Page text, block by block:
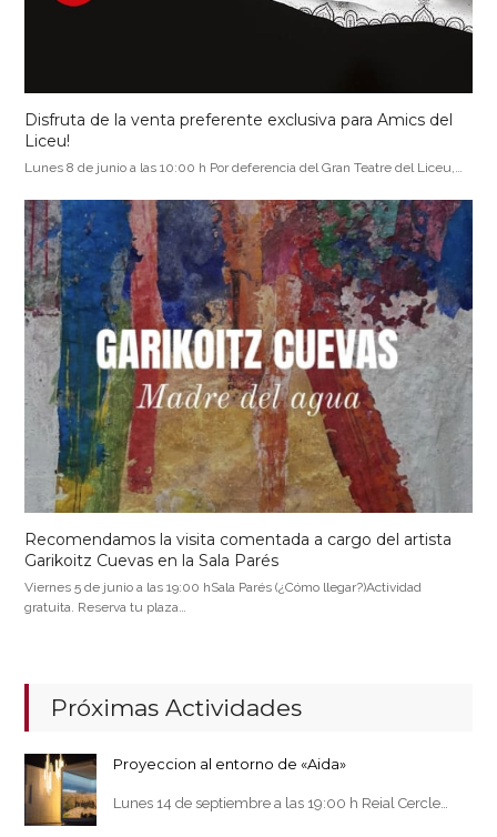
Disfruta de la venta preferente exclusiva para Amics del
Liceu!
Lunes 8 de junio a las 10:00 h Por deferencia del Gran Teatre del Liceu,…
Recomendamos la visita comentada a cargo del artista
Garikoitz Cuevas en la Sala Parés
Viernes 5 de junio a las 19:00 hSala Parés (¿Cómo llegar?)Actividad
gratuita. Reserva tu plaza…
Próximas Actividades
Proyeccion al entorno de «Aida»
Lunes 14 de septiembre a las 19:00 h Reial Cercle…